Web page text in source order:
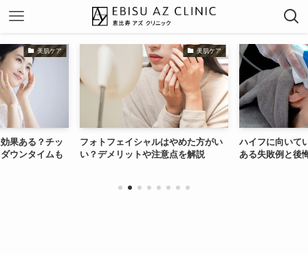
美肌ケア
果ある？チッ
ウンタイムも
美肌ケア
フォトフェイシャルはやめた方がい
い？デメリットや注意点を解説
ハイフに向いて
ある失敗例と後